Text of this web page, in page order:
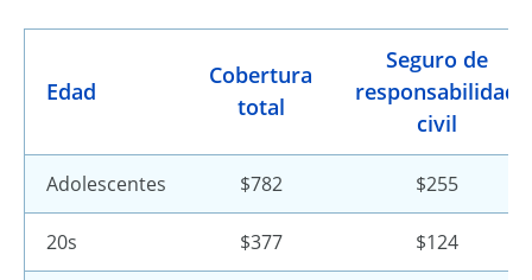
Edad
Cobertura
total
Seguro de
responsabilidad
civil
Adolescentes $782 $255
20s $377 $124